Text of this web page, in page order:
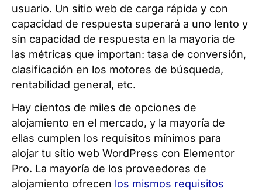
usuario. Un sitio web de carga rápida y con
capacidad de respuesta superará a uno lento y
sin capacidad de respuesta en la mayoría de
las métricas que importan: tasa de conversión,
clasificación en los motores de búsqueda,
rentabilidad general, etc.
Hay cientos de miles de opciones de
alojamiento en el mercado, y la mayoría de
ellas cumplen los requisitos mínimos para
alojar tu sitio web WordPress con Elementor
Pro. La mayoría de los proveedores de
alojamiento ofrecen los mismos requisitos